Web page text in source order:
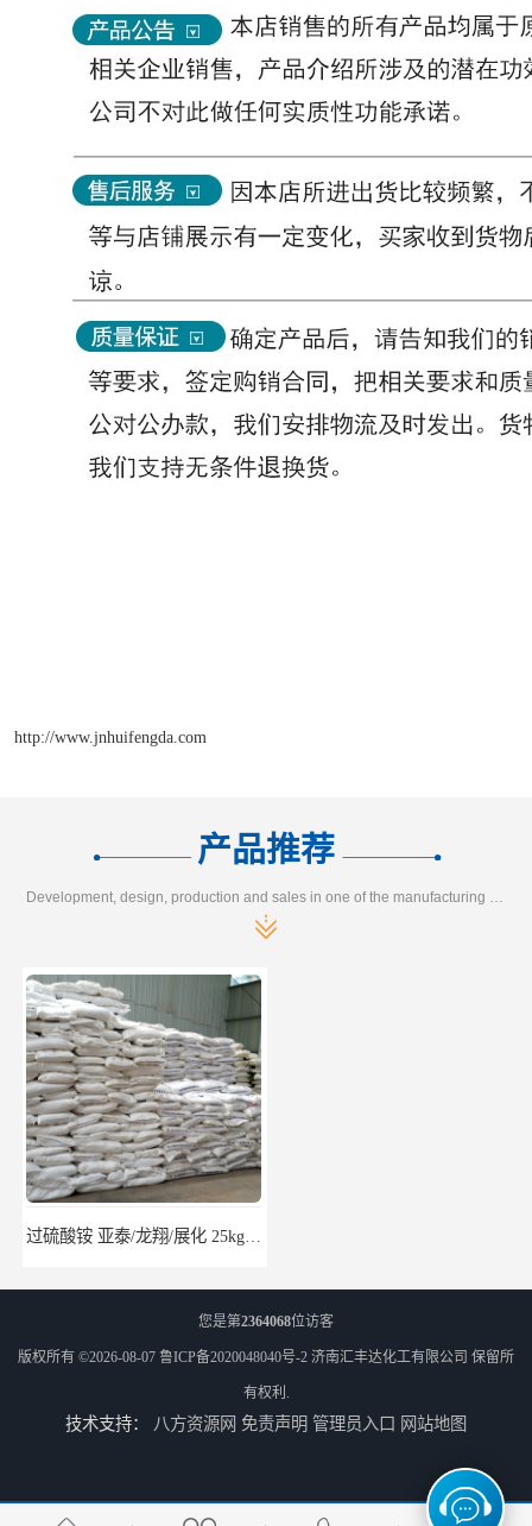
http://www.jnhuifengda.com
产品推荐
过硫酸铵 亚泰/龙翔/展化 25kg/袋 7727-54-0
您是第2364068位访客
版权所有 ©2026-08-07 鲁ICP备2020048040号-2 济南汇丰达化工有限公司 保留所
有权利.
技术支持： 八方资源网 免责声明 管理员入口 网站地图